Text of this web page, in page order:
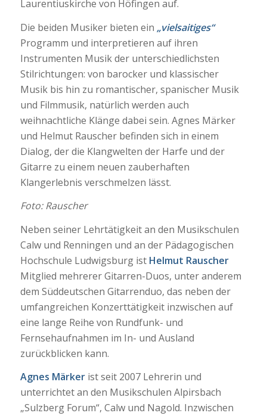
Laurentiuskirche von Höfingen auf.
Die beiden Musiker bieten ein „vielsaitiges“
Programm und interpretieren auf ihren
Instrumenten Musik der unterschiedlichsten
Stilrichtungen: von barocker und klassischer
Musik bis hin zu romantischer, spanischer Musik
und Filmmusik, natürlich werden auch
weihnachtliche Klänge dabei sein. Agnes Märker
und Helmut Rauscher befinden sich in einem
Dialog, der die Klangwelten der Harfe und der
Gitarre zu einem neuen zauberhaften
Klangerlebnis verschmelzen lässt.
Foto: Rauscher
Neben seiner Lehrtätigkeit an den Musikschulen
Calw und Renningen und an der Pädagogischen
Hochschule Ludwigsburg ist Helmut Rauscher
Mitglied mehrerer Gitarren-Duos, unter anderem
dem Süddeutschen Gitarrenduo, das neben der
umfangreichen Konzerttätigkeit inzwischen auf
eine lange Reihe von Rundfunk- und
Fernsehaufnahmen im In- und Ausland
zurückblicken kann.
Agnes Märkerist seit 2007 Lehrerin und
unterrichtet an den Musikschulen Alpirsbach
„Sulzberg Forum“, Calw und Nagold. Inzwischen